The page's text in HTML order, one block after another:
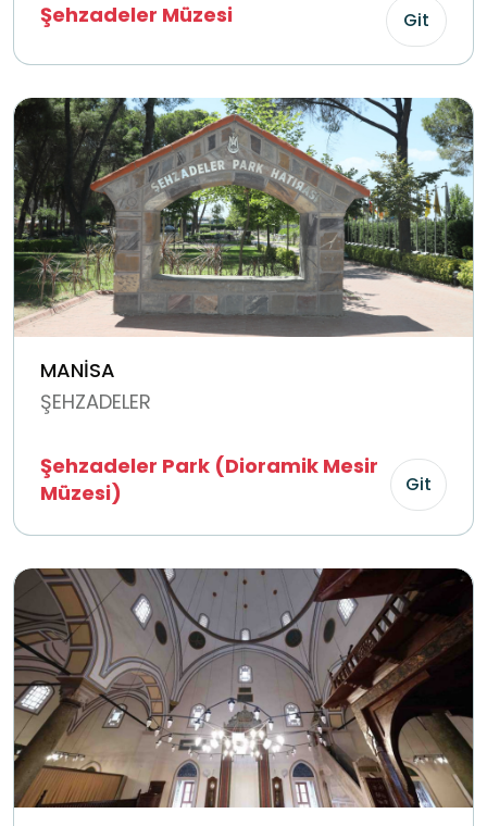
Şehzadeler Müzesi Git
MANİSA
ŞEHZADELER
Şehzadeler Park (Dioramik Mesir
Müzesi)
Git